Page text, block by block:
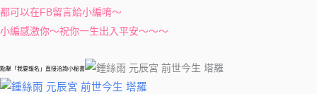
都可以在FB留言給小編唷～
小編感激你～祝你一生出入平安～～～
點擊「我要報名」直接洽詢小秘書